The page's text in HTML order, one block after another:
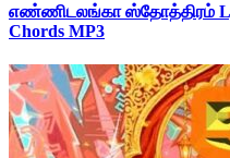
எண்ணிடலங்கா ஸ்தோத்திரம்
Chords MP3